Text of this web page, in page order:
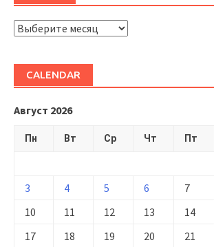
ARHIVĂ
CALENDAR
Август 2026
Пн Вт Ср Чт Пт
3
4 5 6 7
10
11 12 13 14
17
18 19 20 21